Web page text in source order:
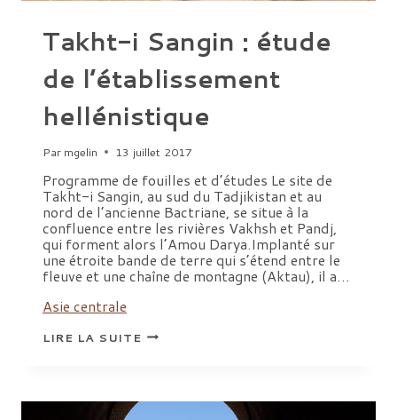
Takht-i Sangin : étude
de l’établissement
hellénistique
Par mgelin 13 juillet 2017
Programme de fouilles et d’études Le site de
Takht-i Sangin, au sud du Tadjikistan et au
nord de l’ancienne Bactriane, se situe à la
confluence entre les rivières Vakhsh et Pandj,
qui forment alors l’Amou Darya.Implanté sur
une étroite bande de terre qui s’étend entre le
fleuve et une chaîne de montagne (Aktau), il a…
Asie centrale
LIRE LA SUITETAKHT-
I
L’ÉTABLISSEMENT